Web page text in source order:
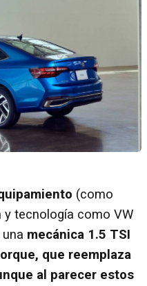
(como
tecnología como VW
mecánica 1.5 TSI
que reemplaza
al parecer estos